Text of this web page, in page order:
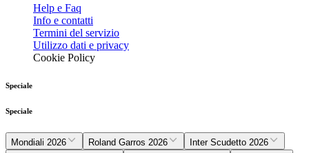
Help e Faq
Info e contatti
Termini del servizio
Utilizzo dati e privacy
Cookie Policy
Speciale
Speciale
Mondiali 2026 Roland Garros 2026
Inter Scudetto 2026